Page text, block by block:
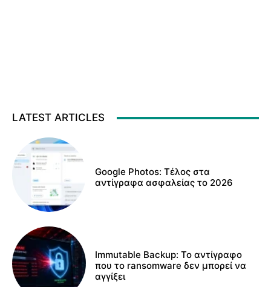
LATEST ARTICLES
Google Photos: Τέλος στα
αντίγραφα ασφαλείας το 2026
Immutable Backup: Το αντίγραφο
που το ransomware δεν μπορεί να
αγγίξει